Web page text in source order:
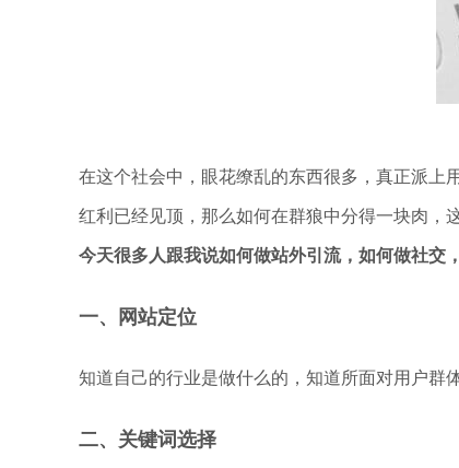
在这个社会中，眼花缭乱的东西很多，真正派上
红利已经见顶，那么如何在群狼中分得一块肉，
今天很多人跟我说如何做站外引流，如何做社交
一、网站定位
知道自己的行业是做什么的，知道所面对用户群
二、关键词选择